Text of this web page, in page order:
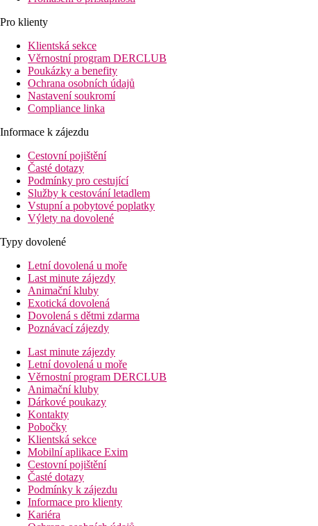
Pro klienty
Klientská sekce
Věrnostní program DERCLUB
Poukázky a benefity
Ochrana osobních údajů
Nastavení soukromí
Compliance linka
Informace k zájezdu
Cestovní pojištění
Časté dotazy
Podmínky pro cestující
Služby k cestování letadlem
Vstupní a pobytové poplatky
Výlety na dovolené
Typy dovolené
Letní dovolená u moře
Last minute zájezdy
Animační kluby
Exotická dovolená
Dovolená s dětmi zdarma
Poznávací zájezdy
Last minute zájezdy
Letní dovolená u moře
Věrnostní program DERCLUB
Animační kluby
Dárkové poukazy
Kontakty
Pobočky
Klientská sekce
Mobilní aplikace Exim
Cestovní pojištění
Časté dotazy
Podmínky k zájezdu
Informace pro klienty
Kariéra